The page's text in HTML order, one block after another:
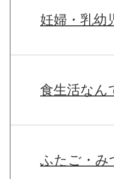
妊婦・乳幼
食生活なん
ふたご・み